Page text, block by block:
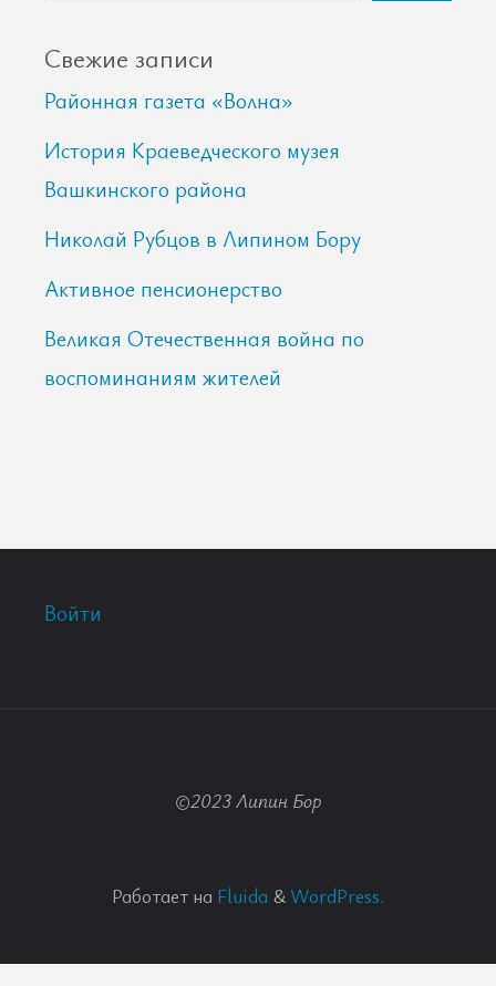
Свежие записи
Районная газета «Волна»
История Краеведческого музея
Вашкинского района
Николай Рубцов в Липином Бору
Активное пенсионерство
Великая Отечественная война по
воспоминаниям жителей
Войти
©2023 Липин Бор
Работает на Fluida & WordPress.